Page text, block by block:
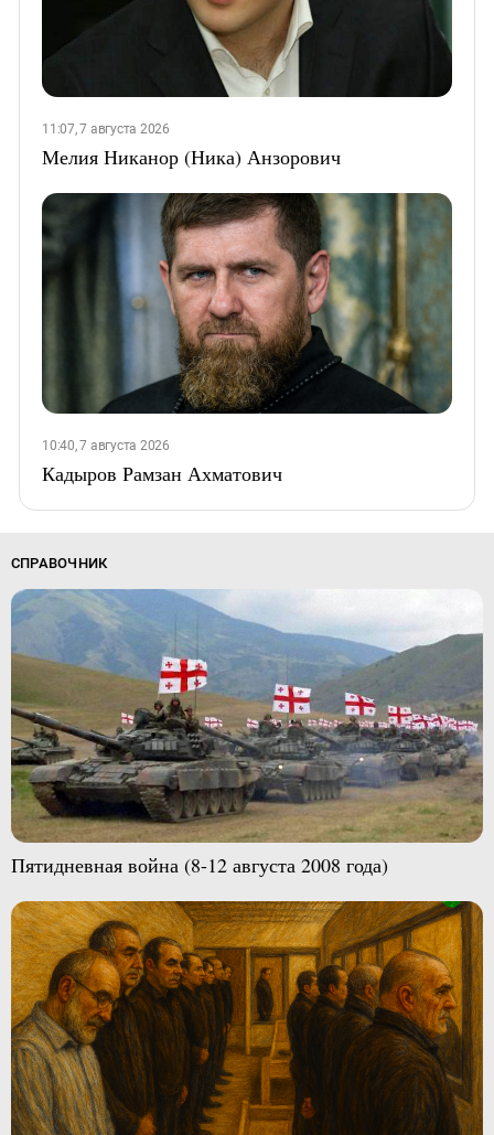
11:07, 7 августа 2026
Мелия Никанор (Ника) Анзорович
10:40, 7 августа 2026
Кадыров Рамзан Ахматович
СПРАВОЧНИК
Пятидневная война (8-12 августа 2008 года)